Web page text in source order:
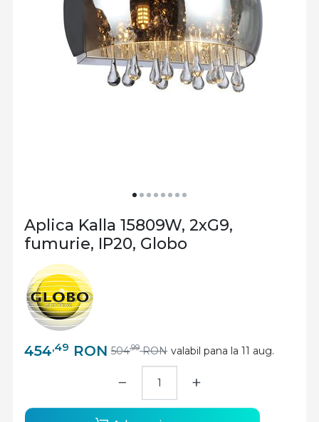
Aplica Kalla 15809W, 2xG9,
fumurie, IP20, Globo
454,49 RON 504,99 RON valabil pana la 11 aug.
− +